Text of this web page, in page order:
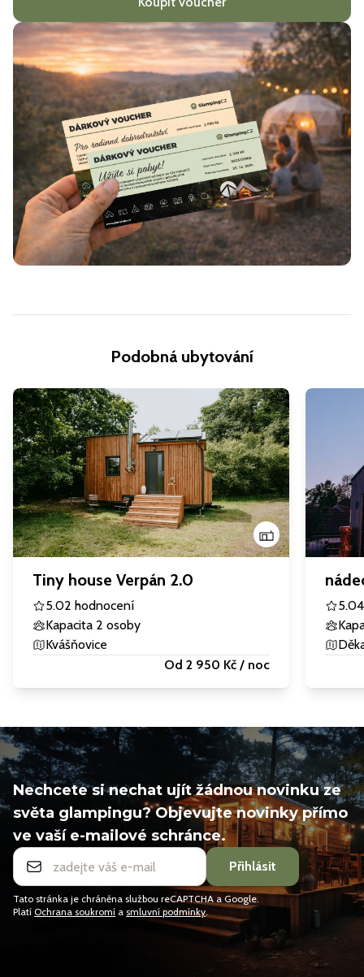
Podobná ubytování
Tiny house Verpán 2.0
5.02 hodnocení
Kapacita 2 osoby
Kvášňovice
Od 2 950 Kč / noc
5.0
Nechcete si nechat ujít žádnou novinku ze
světa glampingu? Objevujte novinky přímo
ve vaší e-mailové schránce.
Přihlásit
Tato stránka je chráněna službou reCAPTCHA a Google.
Platí Ochrana soukromí a smluvní podmínky.